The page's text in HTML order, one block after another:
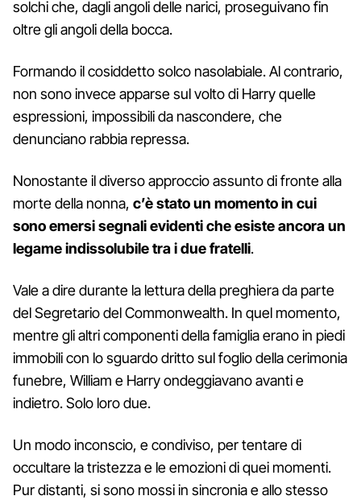
solchi che, dagli angoli delle narici, proseguivano fin
oltre gli angoli della bocca.
Formando il cosiddetto solco nasolabiale. Al contrario,
non sono invece apparse sul volto di Harry quelle
espressioni, impossibili da nascondere, che
denunciano rabbia repressa.
Nonostante il diverso approccio assunto di fronte alla
morte della nonna, c’è stato un momento in cui
sono emersi segnali evidenti che esiste ancora un
legame indissolubile tra i due fratelli.
Vale a dire durante la lettura della preghiera da parte
del Segretario del Commonwealth. In quel momento,
mentre gli altri componenti della famiglia erano in piedi
immobili con lo sguardo dritto sul foglio della cerimonia
funebre, William e Harry ondeggiavano avanti e
indietro. Solo loro due.
Un modo inconscio, e condiviso, per tentare di
occultare la tristezza e le emozioni di quei momenti.
Pur distanti, si sono mossi in sincronia e allo stesso